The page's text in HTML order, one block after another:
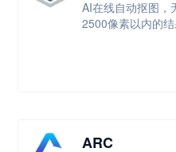
AI在线自动抠图，
2500像素以内的
ARC